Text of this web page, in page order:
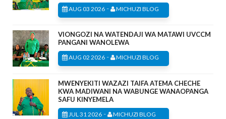
AUG 03 2026 - MICHUZI BLOG
VIONGOZI NA WATENDAJI WA MATAWI UVCCM
PANGANI WANOLEWA
AUG 02 2026 - MICHUZI BLOG
MWENYEKITI WAZAZI TAIFA ATEMA CHECHE
KWA MADIWANI NA WABUNGE WANAOPANGA
SAFU KINYEMELA
JUL 31 2026 - MICHUZI BLOG